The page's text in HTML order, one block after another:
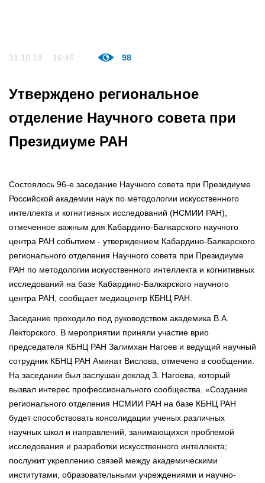
31.10.19 16:46 98
Утверждено региональное
отделение Научного совета при
Президиуме РАН
Состоялось 96-е заседание Научного совета при Президиуме
Российской академии наук по методологии искусственного
интеллекта и когнитивных исследований (НСМИИ РАН),
отмеченное важным для Кабардино-Балкарского научного
центра РАН событием - утверждением Кабардино-Балкарского
регионального отделения Научного совета при Президиуме
РАН по методологии искусственного интеллекта и когнитивных
исследований на базе Кабардино-Балкарского научного
центра РАН, сообщает медиацентр КБНЦ РАН.
Заседание проходило под руководством академика В.А.
Лекторского. В мероприятии приняли участие врио
председателя КБНЦ РАН Залимхан Нагоев и ведущий научный
сотрудник КБНЦ РАН Аминат Вислова, отмечено в сообщении.
На заседании был заслушан доклад З. Нагоева, который
вызвал интерес профессионального сообщества. «Создание
регионального отделения НСМИИ РАН на базе КБНЦ РАН
будет способствовать консолидации ученых различных
научных школ и направлений, занимающихся проблемой
исследования и разработки искусственного интеллекта;
послужит укреплению связей между академическими
институтами, образовательными учреждениями и научно-